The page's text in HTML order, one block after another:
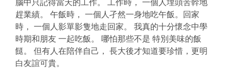
腦中只記得當天的工作。 工作時， 一個人埋頭苦幹地
趕業績。 午飯時， 一個人孑然一身地吃午飯。回家
時， 一個人影單影隻地走回家。 我真的十分懷念中學
時期和朋友 一起吃飯。 哪怕那些不是 特別美味的飯
餸。 但有人在陪伴自己， 長大後才知道要珍惜，更明
白友誼可貴。